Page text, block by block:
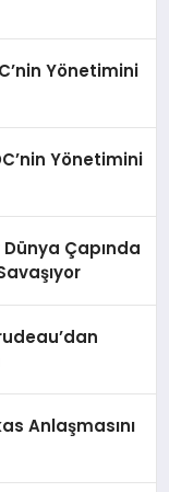
Yönetimini
Yönetimini
Çapında
Anlaşmasını